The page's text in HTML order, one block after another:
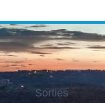
Sorties